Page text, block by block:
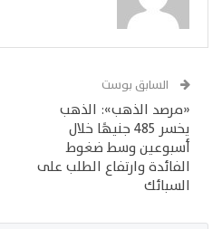
السابق بوست
«مرصد الذهب»: الذهب
يخسر 485 جنيهًا خلال
أسبوعين وسط ضغوط
الفائدة وارتفاع الطلب على
السبائك